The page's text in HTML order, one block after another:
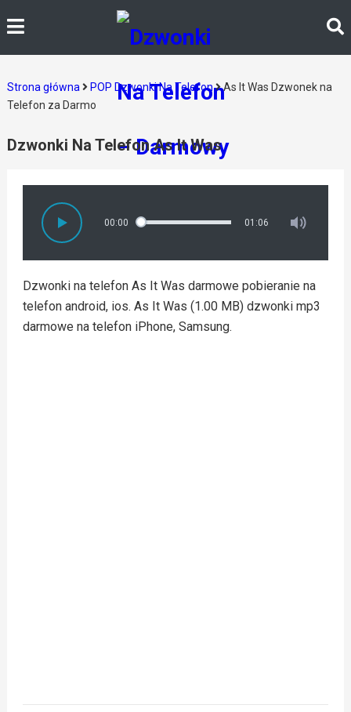
Strona główna POP Dzwonki Na Telefon
As It Was Dzwonek na
Telefon za Darmo
Dzwonki Na Telefon As It Was
00:00 01:06
Dzwonki na telefon As It Was darmowe pobieranie na
telefon android, ios. As It Was (1.00 MB) dzwonki mp3
darmowe na telefon iPhone, Samsung.